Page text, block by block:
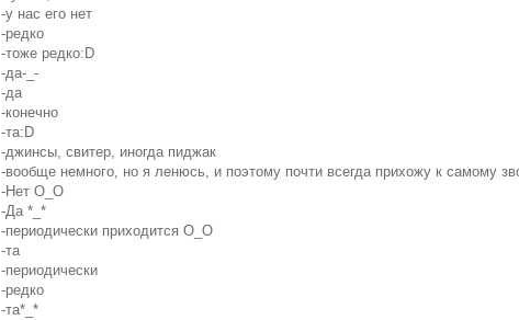
-у нас его нет
-редко
-тоже редко:D
-да-_-
-да
-конечно
-та:D
-джинсы, свитер, иногда пиджак
-вообще немного, но я ленюсь, и поэтому почти всегда прихожу к самому
-Нет О_О
-Да *_*
-периодически приходится О_О
-та
-периодически
-редко
-та*_*